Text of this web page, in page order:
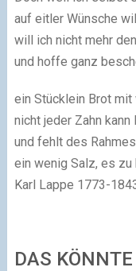
auf eitler Wünsche
will ich nicht mehr
und hoffe ganz
ein Stücklein Brot mit
nicht jeder Zahn kann
und fehlt des
ein wenig Salz, es zu
Karl Lappe 1773-
DAS